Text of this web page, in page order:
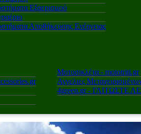
Εξαερισμού
Αποθήκευσης Ενέργειας
Μοτοσικλέτα - mototriti.gr
Αγγελιες
4green.gr - ΓΛΙΤΩΣΤΕ